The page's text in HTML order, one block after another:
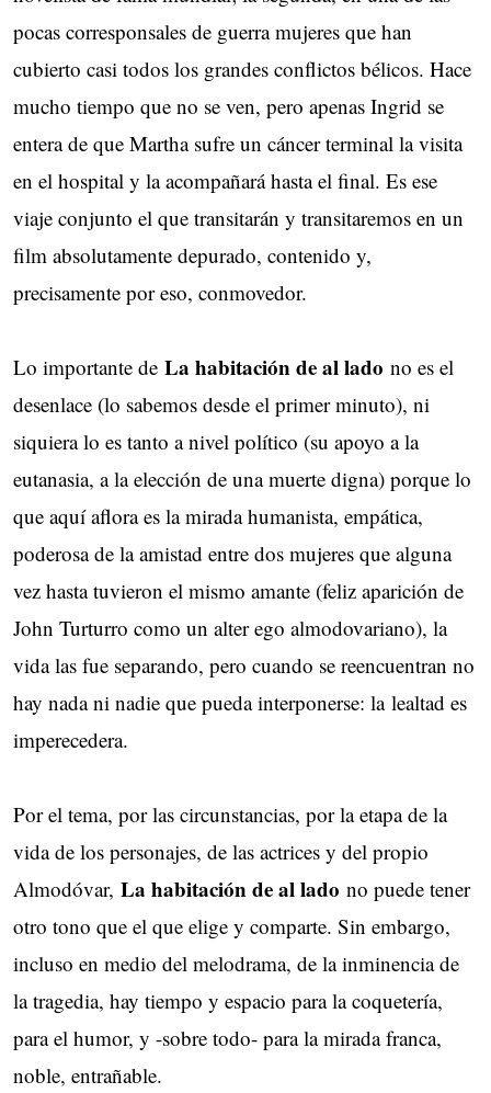
pocas corresponsales de guerra mujeres que han
cubierto casi todos los grandes conflictos bélicos. Hace
mucho tiempo que no se ven, pero apenas Ingrid se
entera de que Martha sufre un cáncer terminal la visita
en el hospital y la acompañará hasta el final. Es ese
viaje conjunto el que transitarán y transitaremos en un
film absolutamente depurado, contenido y,
precisamente por eso, conmovedor.
Lo importante de La habitación de al lado no es el
desenlace (lo sabemos desde el primer minuto), ni
siquiera lo es tanto a nivel político (su apoyo a la
eutanasia, a la elección de una muerte digna) porque lo
que aquí aflora es la mirada humanista, empática,
poderosa de la amistad entre dos mujeres que alguna
vez hasta tuvieron el mismo amante (feliz aparición de
John Turturro como un alter ego almodovariano), la
vida las fue separando, pero cuando se reencuentran no
hay nada ni nadie que pueda interponerse: la lealtad es
imperecedera.
Por el tema, por las circunstancias, por la etapa de la
vida de los personajes, de las actrices y del propio
Almodóvar, La habitación de al lado no puede tener
otro tono que el que elige y comparte. Sin embargo,
incluso en medio del melodrama, de la inminencia de
la tragedia, hay tiempo y espacio para la coquetería,
para el humor, y -sobre todo- para la mirada franca,
noble, entrañable.